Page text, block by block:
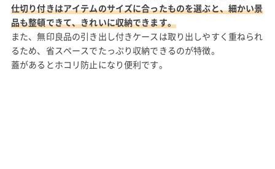
仕切り付きはアイテムのサイズに合ったものを選ぶと、細かい景
品も整頓できて、きれいに収納できます。
また、無印良品の引き出し付きケースは取り出しやすく重ねられ
るため、省スペースでたっぷり収納できるのが特徴。
蓋があるとホコリ防止になり便利です。